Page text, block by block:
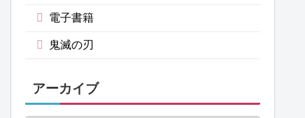
電子書籍
鬼滅の刃
アーカイブ